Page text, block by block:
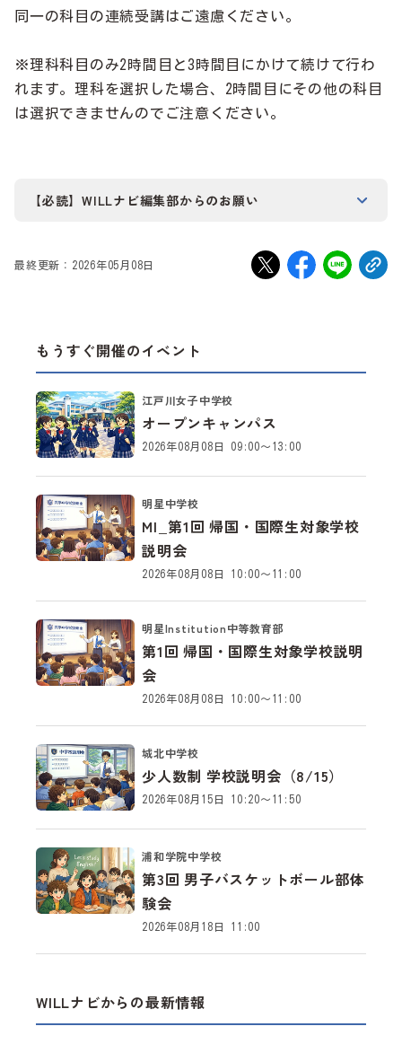
同一の科目の連続受講はご遠慮ください。
※理科科目のみ2時間目と3時間目にかけて続けて行わ
れます。理科を選択した場合、2時間目にその他の科目
は選択できませんのでご注意ください。
【必読】WILLナビ編集部からのお願い
WILLナビ編集部が学校様から直接依頼を受けて掲載、ま
たは、WILLナビ編集部が独自で入手して掲載しておりま
確性は保証いたしかねます。当サイトが要因で発生したい
かなる問題等も、WILLナビ編集部および運営会社は一切
責任を負いかねますので、ご了承の上ご利用いただきます
当サイトのご利用に関する注意事項や免責事項等の詳細
は、利用規約および
い。
最終更新：2026年05月08日
もうすぐ開催のイベント
オープンキャンパス
江戸川女子中学校
2026年08月08日 09:00～13:00
MI_第1回 帰国・国際生対象学校
説明会
明星中学校
2026年08月08日 10:00～11:00
第1回 帰国・国際生対象学校説明
会
明星Institution中等教育部
2026年08月08日 10:00～11:00
少人数制 学校説明会（8/15）
城北中学校
2026年08月15日 10:20～11:50
第3回 男子バスケットボール部体
験会
浦和学院中学校
2026年08月18日 11:00
WILLナビからの最新情報